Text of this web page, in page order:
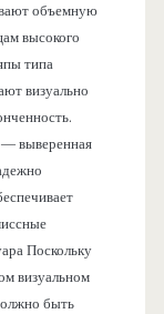
объемную
высокого
типа
визуально
— выверенная
Поскольку
визуальном
быть